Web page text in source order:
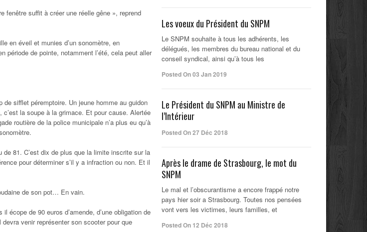
fenêtre suffit à créer une réelle gêne », reprend
en éveil et munies d’un sonomètre, en
période de pointe, notamment l’été, cela peut aller
sifflet péremptoire. Un jeune homme au guidon
c’est la soupe à la grimace. Et pour cause. Alertée
routière de la police municipale n’a plus eu qu’à
de 81. C’est dix de plus que la limite inscrite sur la
pour déterminer s’il y a infraction ou non. Et il
de son pot… En vain.
écope de 90 euros d’amende, d’une obligation de
venir représenter son scooter pour que
Les voeux du Président du SNPM
Le SNPM souhaite à tous les adhérents, les
délégués, les membres du bureau national et du
conseil syndical, ainsi qu’à tous les
Posted On 03 Jan 2019
Le Président du SNPM au Ministre de
l’Intérieur
Posted On 27 Déc 2018
Après le drame de Strasbourg, le mot du
SNPM
Le mal et l’obscurantisme a encore frappé notre
pays hier soir a Strasbourg. Toutes nos pensées
vont vers les victimes, leurs familles, et
Posted On 12 Déc 2018